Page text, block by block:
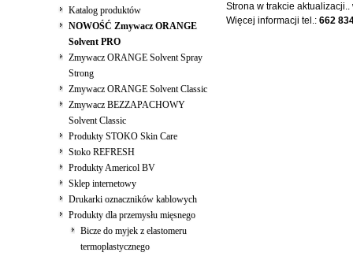
Katalog produktów
NOWOŚĆ Zmywacz ORANGE
Solvent PRO
Zmywacz ORANGE Solvent Spray
Strong
Zmywacz ORANGE Solvent Classic
Zmywacz BEZZAPACHOWY
Solvent Classic
Produkty STOKO Skin Care
Stoko REFRESH
Produkty Americol BV
Sklep internetowy
Drukarki oznaczników kablowych
Produkty dla przemysłu mięsnego
Bicze do myjek z elastomeru
termoplastycznego
Strona w trakcie
Więcej informacji tel.:662